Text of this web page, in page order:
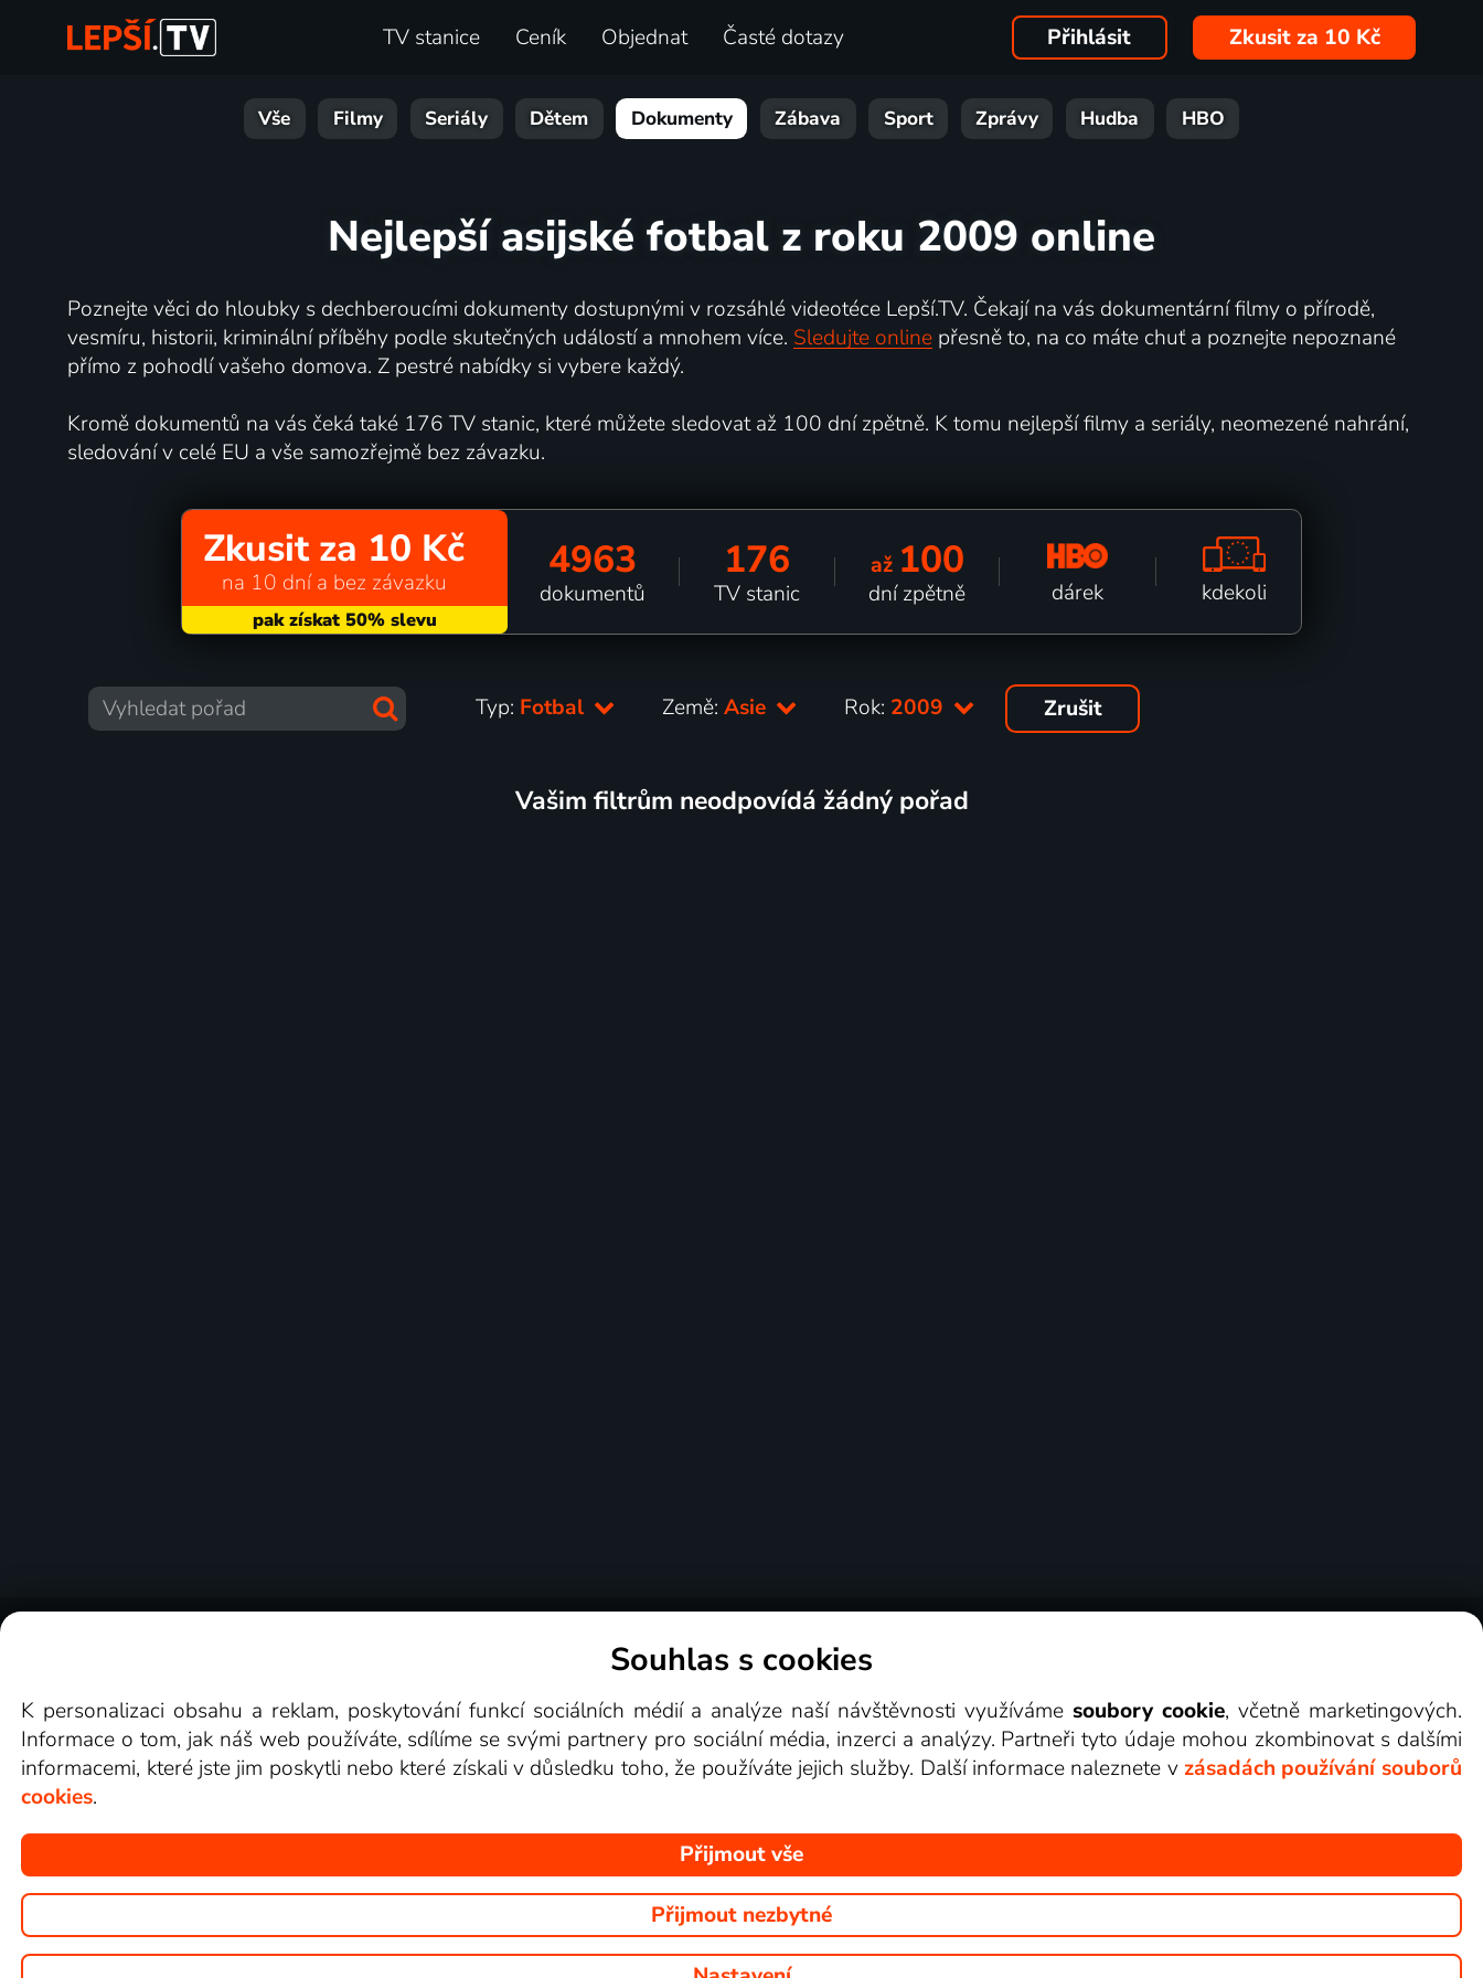
TV stanice Ceník Objednat Časté dotazy Přihlásit Zkusit za 10 Kč
Vše Filmy Seriály Dětem Dokumenty Zábava Sport Zprávy Hudba HBO
Nejlepší asijské fotbal z roku 2009 online
Poznejte věci do hloubky s dechberoucími dokumenty dostupnými v rozsáhlé videotéce Lepší.TV. Čekají na vás dokumentární filmy o přírodě,
vesmíru, historii, kriminální příběhy podle skutečných událostí a mnohem více. Sledujte onlinepřesně to, na co máte chuť a poznejte nepoznané
přímo z pohodlí vašeho domova. Z pestré nabídky si vybere každý.
Kromě dokumentů na vás čeká také 176 TV stanic, které můžete sledovat až 100 dní zpětně. K tomu nejlepší filmy a seriály, neomezené nahrání,
sledování v celé EU a vše samozřejmě bez závazku.
Zkusit za 10 Kč
na 10 dní a bez závazku 4963
dokumentů
176
TV stanic
až 100
dní zpětně dárek kdekoli
Typ: Fotbal Země:Asie Rok: 2009 Zrušit
Vašim filtrům neodpovídá žádný pořad
Videotéka
Copyright © goNET s.r.o. Na tomto webu jsou zobrazovány obrázky z pořadů TV stanic, které můžete sledovat v Lepší.TV.
Souhlas s cookies
K personalizaci obsahu a reklam, poskytování funkcí sociálních médií a analýze naší návštěvnosti využívámesoubory cookie, včetně marketingových.
Informace o tom, jak náš web používáte, sdílíme se svými partnery pro sociální média, inzerci a analýzy. Partneři tyto údaje mohou zkombinovat s dalšími
informacemi, které jste jim poskytli nebo které získali v důsledku toho, že používáte jejich služby. Další informace naleznete v zásadách používání souborů
cookies.
Přijmout vše
Přijmout nezbytné